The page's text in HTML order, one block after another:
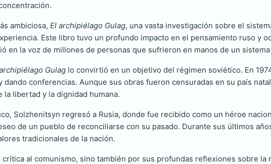
ambiciosa, El archipiélago Gulag, una vasta investigación sobre el
Este libro tuvo un profundo impacto en el pensamiento ruso y
en la voz de millones de personas que sufrieron en manos de un
Gulag lo convirtió en un objetivo del régimen soviético. En
conferencias. Aunque sus obras fueron censuradas en su país
libertad y la dignidad humana.
Solzhenitsyn regresó a Rusia, donde fue recibido como un héroe
de un pueblo de reconciliarse con su pasado. Durante sus últimos
tradicionales de la nación.
al comunismo, sino también por sus profundas reflexiones sobre la